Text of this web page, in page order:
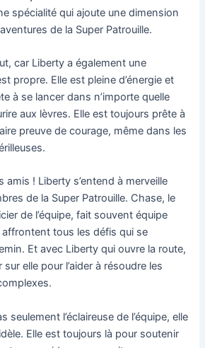
spécialité qui ajoute une dimension
de la Super Patrouille.
car Liberty a également une
propre. Elle est pleine d’énergie et
à se lancer dans n’importe quelle
aux lèvres. Elle est toujours prête à
preuve de courage, même dans les
amis ! Liberty s’entend à merveille
de la Super Patrouille. Chase, le
de l’équipe, fait souvent équipe
affrontent tous les défis qui se
Et avec Liberty qui ouvre la route,
elle pour l’aider à résoudre les
seulement l’éclaireuse de l’équipe, elle
Elle est toujours là pour soutenir